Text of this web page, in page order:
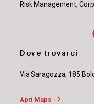
Risk Management,
Dove trovarci
Via Saragozza, 185
Apri Maps